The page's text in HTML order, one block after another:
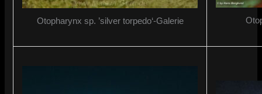
Otopharynx sp. ’silver torpedo‘-Galerie